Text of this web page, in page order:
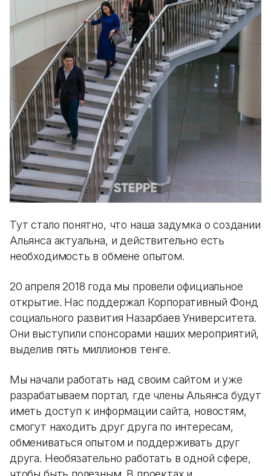
Тут стало понятно, что наша задумка о создании
Альянса актуальна, и действительно есть
необходимость в обмене опытом.
20 апреля 2018 года мы провели официальное
открытие. Нас поддержал Корпоративный Фонд
социального развития Назарбаев Университета.
Они выступили спонсорами наших мероприятий,
выделив пять миллионов тенге.
Мы начали работать над своим сайтом и уже
разрабатываем портал, где члены Альянса будут
иметь доступ к информации сайта, новостям,
смогут находить друг друга по интересам,
обмениваться опытом и поддерживать друг
друга. Необязательно работать в одной сфере,